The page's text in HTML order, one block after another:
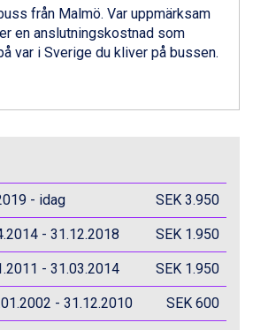
kr.
6.295 kr.
kr.
kr.
från 8.595 kr.
kr.
5.945 kr.
kr.
kr.
9.645 kr.
kr.
8.395 kr.
kr.
6.295 kr.
från Malmö. Var uppmärksam
en anslutningskostnad som
var i Sverige du kliver på bussen.
- idag SEK 3.950
- 31.12.2018 SEK 1.950
- 31.03.2014 SEK 1.950
- 31.12.2010 SEK 600